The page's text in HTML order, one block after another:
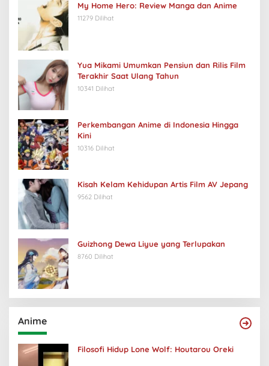
My Home Hero: Review Manga dan Anime
11279 Dilihat
Yua Mikami Umumkan Pensiun dan Rilis Film
Terakhir Saat Ulang Tahun
10341 Dilihat
Perkembangan Anime di Indonesia Hingga
Kini
10316 Dilihat
Kisah Kelam Kehidupan Artis Film AV Jepang
9562 Dilihat
Guizhong Dewa Liyue yang Terlupakan
8760 Dilihat
Anime
Filosofi Hidup Lone Wolf: Houtarou Oreki